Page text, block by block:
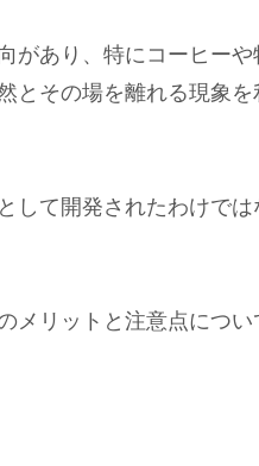
があり、特にコーヒー
とその場を離れる現象
して開発されたわけで
リットと注意点につい